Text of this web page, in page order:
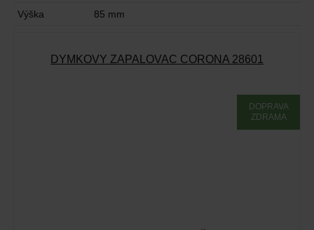
Výška 85 mm
DÝMKOVÝ ZAPALOVAČ CORONA 28601
DOPRAVA
ZDRAMA